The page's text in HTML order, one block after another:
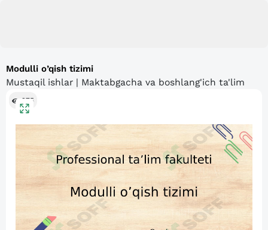
Modulli o’qish tizimi
Mustaqil ishlar | Maktabgacha va boshlang'ich ta'lim
275